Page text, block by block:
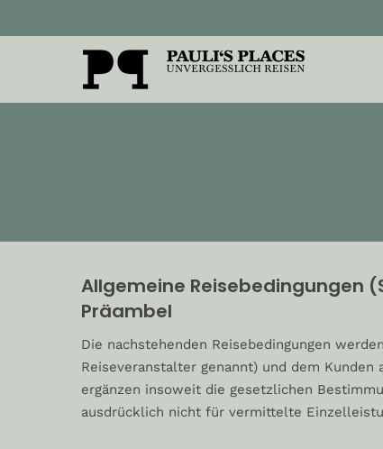
Allgemeine Reisebedingungen
Präambel
Die nachstehenden Reisebedingungen
Reiseveranstalter genannt) und dem Kunden
ergänzen insoweit die gesetzlichen
ausdrücklich nicht für vermittelte